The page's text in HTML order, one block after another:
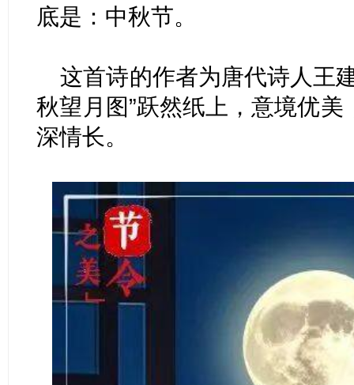
底是：中秋节。
这首诗的作者为唐代诗人王
秋望月图”跃然纸上，意境优
深情长。